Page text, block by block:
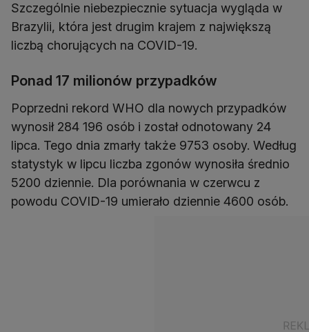
Szczególnie niebezpiecznie sytuacja wygląda w
Brazylii, która jest drugim krajem z największą
liczbą chorujących na COVID-19.
Ponad 17 milionów przypadków
Poprzedni rekord WHO dla nowych przypadków
wynosił 284 196 osób i został odnotowany 24
lipca. Tego dnia zmarły także 9753 osoby. Według
statystyk w lipcu liczba zgonów wynosiła średnio
5200 dziennie. Dla porównania w czerwcu z
powodu COVID-19 umierało dziennie 4600 osób.